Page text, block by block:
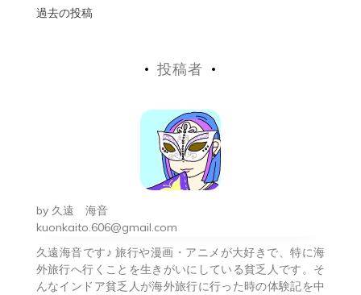
投
シ
ョ
ン
過去の投稿
投稿者
by 久遠 海音
kuonkaito.606@gmail.com
久遠海音です♪ 旅行や漫画・アニメが大好きで、特に海
外旅行へ行くことを生きがいにしている貧乏人です。そ
んなインドア貧乏人が海外旅行に行った時の体験記を中